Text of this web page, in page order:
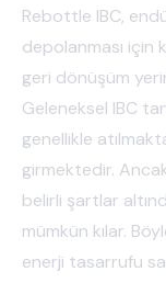
Rebottle IBC,
depolanması için
geri dönüşüm
Geleneksel IBC
genellikle
girmektedir.
belirli şartlar
mümkün kılar.
enerji tasarrufu